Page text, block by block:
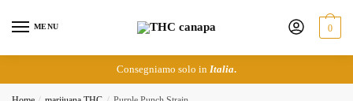
MENU 0
Consegniamo solo in Italia.
/ /